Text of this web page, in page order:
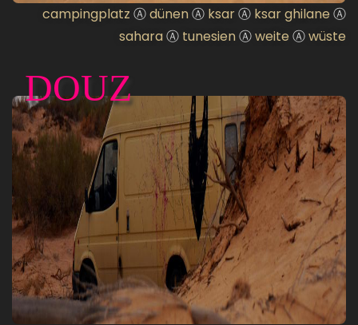
campingplatz ⒶdünenⒶ ksarⒶ ksar ghilane Ⓐ
saharaⒶ tunesienⒶweite Ⓐwüste
DOUZ